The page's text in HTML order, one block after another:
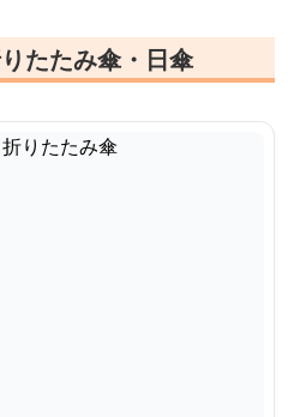
たたみ傘・日傘